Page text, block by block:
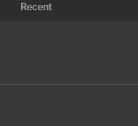
Recent